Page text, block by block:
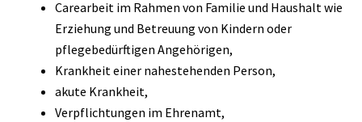
Carearbeit im Rahmen von Familie und Haushalt wie
Erziehung und Betreuung von Kindern oder
pflegebedürftigen Angehörigen,
Krankheit einer nahestehenden Person,
akute Krankheit,
Verpflichtungen im Ehrenamt,